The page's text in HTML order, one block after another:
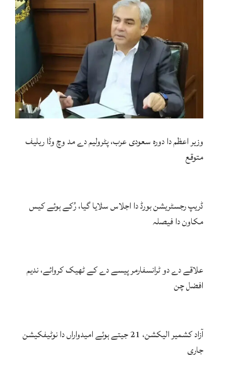
وزیر اعظم دا دورہ سعودی عرب، پٹرولیم دے مد وچ وڈا ریلیف
متوقع
ڈریپ رجسٹریشن بورڈ دا اجلاس سݪایا گیا، رُکے ہوئے کیس
مکاون دا فیصلہ
علاقے دے دو ٹرانسفارمر پیسے دے کے ٹھیک کروائے، ندیم
افضل چن
آزاد کشمیر الیکشن، 21 جیتے ہوئے امیدواراں دا نوٹیفکیشن
جاری